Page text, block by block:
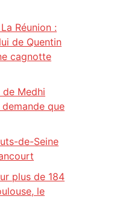
Réunion :
de Quentin
cagnotte
Medhi
que
de-Seine
plus de 184
le